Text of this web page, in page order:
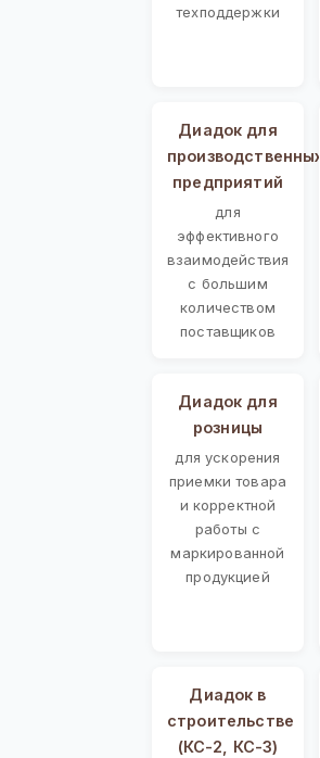
техподдержки
Диадок для
производственных
предприятий
для
эффективного
взаимодействия
с большим
количеством
поставщиков
Диадок для
розницы
для ускорения
приемки товара
и корректной
работы с
маркированной
продукцией
Диадок в
строительстве
(КС-2, КС-3)